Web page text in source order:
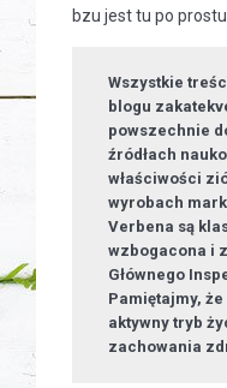
bzu jest tu po
Wszystkie
blogu
powszechnie
źródłach
właściwości
wyrobach
Verbena są
wzbogacona i
Głównego
Pamiętajmy,
aktywny tryb
zachowania